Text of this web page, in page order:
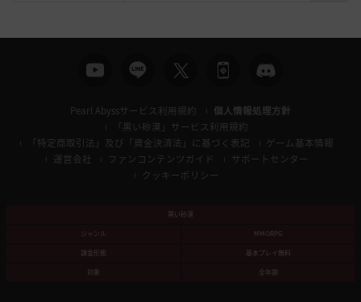
Pearl Abyssサービス利用規約
個人情報処理方針
「黒い砂漠」サービス利用規約
「特定商取引法」及び「資金決済法」に基づく表記
ゲーム基本情報
運営会社
ファンコンテンツガイド
サポートセンター
クッキーポリシー
黒い砂漠
ジャンル
MMORPG
課金形態
基本プレイ無料
対象
全年齢